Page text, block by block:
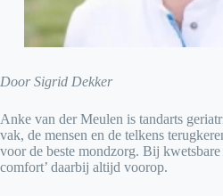
Door Sigrid Dekker
Anke van der Meulen is tandarts
vak, de mensen en de telkens
voor de beste mondzorg. Bij kwetsbare
comfort’ daarbij altijd voorop.